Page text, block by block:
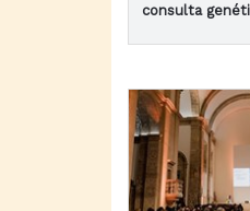
consulta